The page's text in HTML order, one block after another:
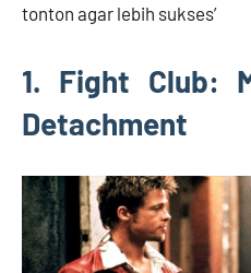
tonton agar lebih sukses’
1. Fight Club:
Detachment